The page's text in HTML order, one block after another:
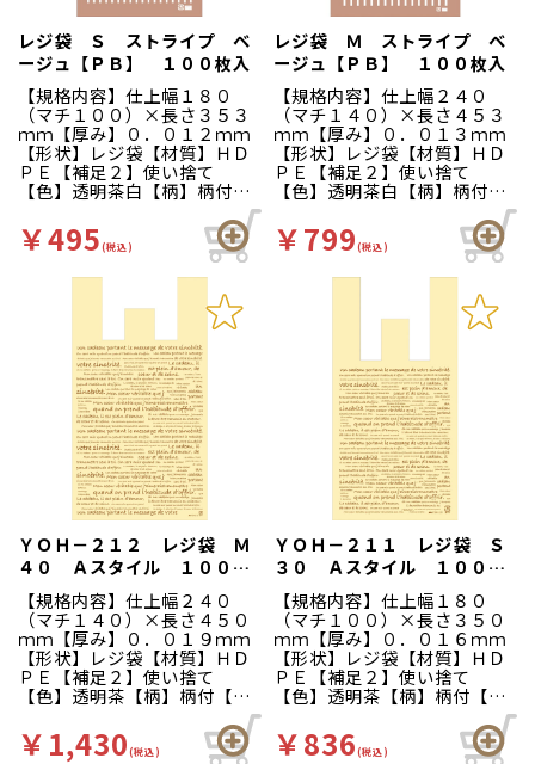
レジ袋 Ｓ ストライプ ベ
ージュ【ＰＢ】 １００枚入
【規格内容】仕上幅１８０
（マチ１００）×長さ３５３
ｍｍ【厚み】０．０１２ｍｍ
【形状】レジ袋【材質】ＨＤ
ＰＥ【補足２】使い捨て
【色】透明茶白【柄】柄付
【キーワード】買い物袋、買
物袋、レジ袋、手提げポリ
袋、英字柄、洋菓子店向け、
パン屋さん向け、ベーカリ
袋、ストライプ柄【商品特
徴】使いやすいデザインのレ
ジ袋です。
￥495(税込)
レジ袋 Ｍ ストライプ ベ
ージュ【ＰＢ】 １００枚入
【規格内容】仕上幅２４０
（マチ１４０）×長さ４５３
ｍｍ【厚み】０．０１３ｍｍ
【形状】レジ袋【材質】ＨＤ
ＰＥ【補足２】使い捨て
【色】透明茶白【柄】柄付
【キーワード】買い物袋、買
物袋、レジ袋、手提げポリ
袋、英字柄、洋菓子店向け、
パン屋さん向け、ベーカリ
袋、ストライプ柄【商品特
徴】使いやすいデザインのレ
￥799(税込)
ＹＯＨ－２１２ レジ袋 Ｍ
４０ Ａスタイル １００枚
入
【規格内容】仕上幅２４０
（マチ１４０）×長さ４５０
ｍｍ【厚み】０．０１９ｍｍ
【形状】レジ袋【材質】ＨＤ
ＰＥ【補足２】使い捨て
【色】透明茶【柄】柄付【キ
袋、レジ袋、手提げポリ袋、
英字柄、洋菓子店向け、パン
￥1,430(税込)
ＹＯＨ－２１１ レジ袋 Ｓ
３０ Ａスタイル １００枚
入
【規格内容】仕上幅１８０
（マチ１００）×長さ３５０
ｍｍ【厚み】０．０１６ｍｍ
【形状】レジ袋【材質】ＨＤ
ＰＥ【補足２】使い捨て
【色】透明茶【柄】柄付【キ
袋、レジ袋、手提げポリ袋、
英字柄、洋菓子店向け、パン
￥836(税込)